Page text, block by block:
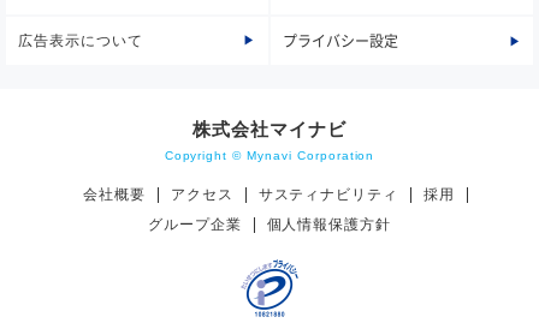
広告表示について プライバシー設定
株式会社マイナビ
Copyright © Mynavi Corporation
会社概要 アクセス サスティナビリティ
採用
グループ企業
個人情報保護方針